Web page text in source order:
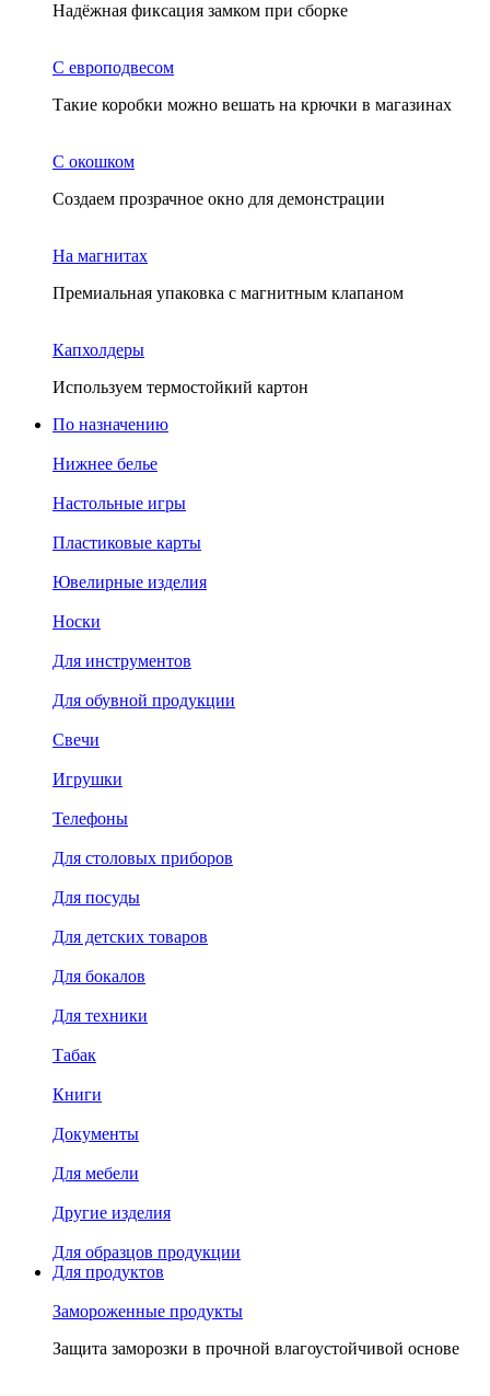
Надёжная фиксация замком при сборке
С европодвесом
Такие коробки можно вешать на крючки в магазинах
С окошком
Создаем прозрачное окно для демонстрации
На магнитах
Премиальная упаковка с магнитным клапаном
Капхолдеры
Используем термостойкий картон
По назначению
Нижнее белье
Настольные игры
Пластиковые карты
Ювелирные изделия
Носки
Для инструментов
Для обувной продукции
Свечи
Игрушки
Телефоны
Для столовых приборов
Для посуды
Для детских товаров
Для бокалов
Для техники
Табак
Книги
Документы
Для мебели
Другие изделия
Для образцов продукции
Для продуктов
Замороженные продукты
Защита заморозки в прочной влагоустойчивой основе